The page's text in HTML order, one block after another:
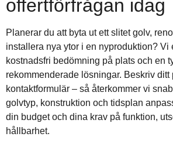
offertförfrågan idag
Planerar du att byta ut ett slitet golv,
installera nya ytor i en nyproduktion? Vi
kostnadsfri bedömning på plats och en
rekommenderade lösningar. Beskriv ditt
kontaktformulär – så återkommer vi
golvtyp, konstruktion och tidsplan
din budget och dina krav på funktion,
hållbarhet.